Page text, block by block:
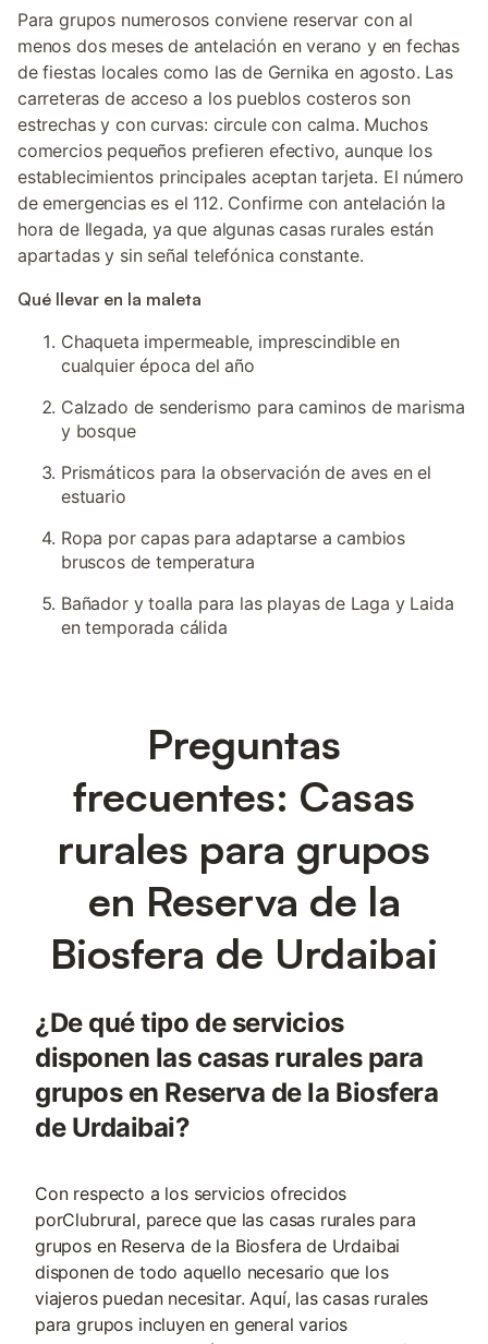
Para grupos numerosos conviene reservar con al
menos dos meses de antelación en verano y en fechas
de fiestas locales como las de Gernika en agosto. Las
carreteras de acceso a los pueblos costeros son
estrechas y con curvas: circule con calma. Muchos
comercios pequeños prefieren efectivo, aunque los
establecimientos principales aceptan tarjeta. El número
de emergencias es el 112. Confirme con antelación la
hora de llegada, ya que algunas casas rurales están
apartadas y sin señal telefónica constante.
Qué llevar en la maleta
Chaqueta impermeable, imprescindible en
cualquier época del año
Calzado de senderismo para caminos de marisma
y bosque
Prismáticos para la observación de aves en el
estuario
Ropa por capas para adaptarse a cambios
bruscos de temperatura
Bañador y toalla para las playas de Laga y Laida
en temporada cálida
Preguntas
frecuentes: Casas
rurales para grupos
en Reserva de la
Biosfera de Urdaibai
¿De qué tipo de servicios
disponen las casas rurales para
grupos en Reserva de la Biosfera
de Urdaibai?
Con respecto a los servicios ofrecidos
porClubrural, parece que las casas rurales para
grupos en Reserva de la Biosfera de Urdaibai
disponen de todo aquello necesario que los
viajeros puedan necesitar. Aquí, las casas rurales
para grupos incluyen en general varios